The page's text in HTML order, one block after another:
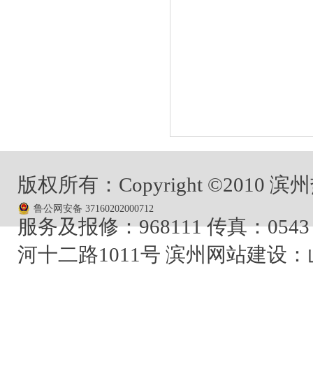
版权所有：Copyright ©2010 滨
鲁公网安备 37160202000712
服务及报修：968111 传真：
河十二路1011号 滨州网站建设